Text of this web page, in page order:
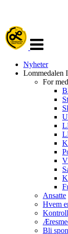
navigasjon
Nyheter
Lommedalen
For
Ansatte
Hvem
Bli